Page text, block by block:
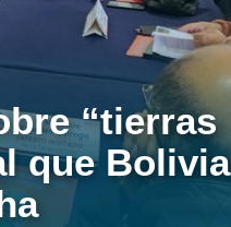
“tierras
que Bolivia